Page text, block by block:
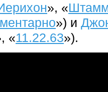
», «
») и
«11.22.63»).